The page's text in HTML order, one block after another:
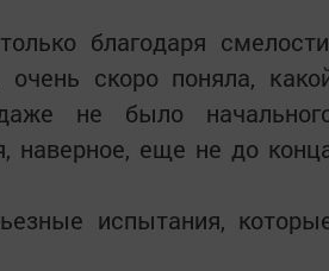
благодаря
скоро поняла,
не было
наверное, еще не до
испытания,